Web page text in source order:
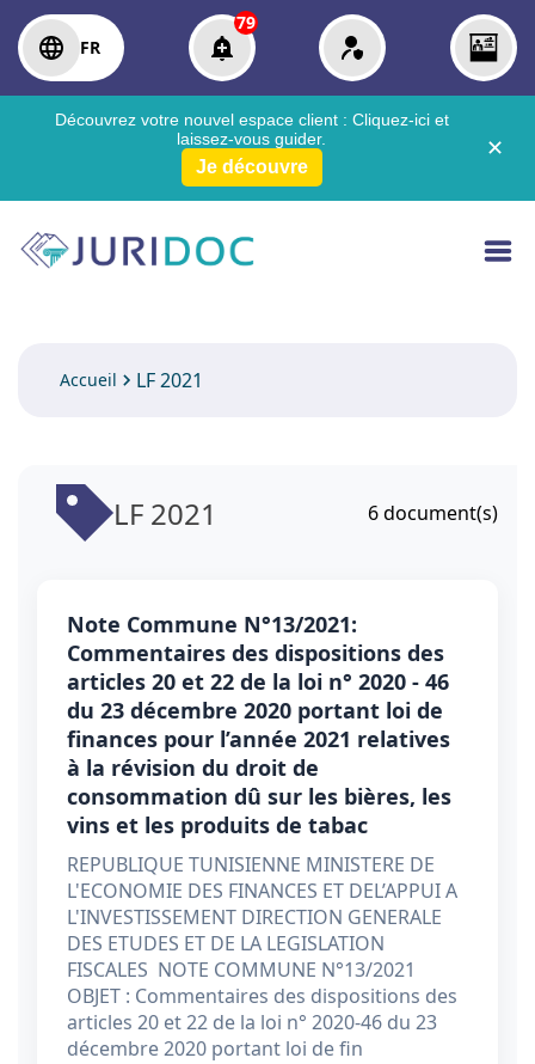
FR
79
Découvrez votre nouvel espace client : Cliquez-ici et
laissez-vous guider.
Je découvre
✕
Accueil LF 2021
LF 2021 6document(s)
Note Commune N°13/2021:
Commentaires des dispositions des
articles 20 et 22 de la loi n° 2020 - 46
du 23 décembre 2020 portant loi de
finances pour l’année 2021 relatives
à la révision du droit de
consommation dû sur les bières, les
vins et les produits de tabac
REPUBLIQUE TUNISIENNE MINISTERE DE
L'ECONOMIE DES FINANCES ET DEL’APPUI A
L'INVESTISSEMENT DIRECTION GENERALE
DES ETUDES ET DE LA LEGISLATION
FISCALES NOTE COMMUNE N°13/2021
OBJET : Commentaires des dispositions des
articles 20 et 22 de la loi n° 2020-46 du 23
décembre 2020 portant loi de fin